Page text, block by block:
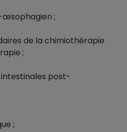
;
de la chimiothérapie
;
post-
;